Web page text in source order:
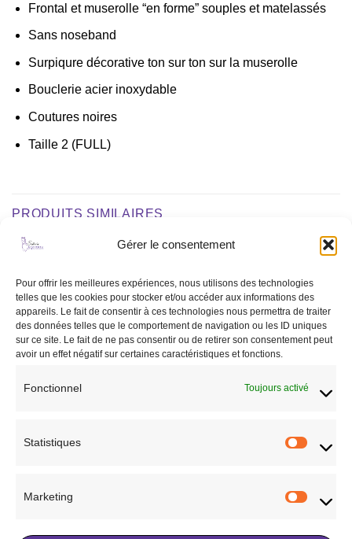
Gérer le consentement
Pour offrir les meilleures expériences, nous utilisons des technologies
telles que les cookies pour stocker et/ou accéder aux informations des
appareils. Le fait de consentir à ces technologies nous permettra de traiter
des données telles que le comportement de navigation ou les ID uniques
sur ce site. Le fait de ne pas consentir ou de retirer son consentement peut
avoir un effet négatif sur certaines caractéristiques et fonctions.
Fonctionnel Toujours activé
Statistiques
Marketing
Frontal et muserolle “en forme” souples et matelassés
Sans noseband
Surpiqure décorative ton sur ton sur la muserolle
Bouclerie acier inoxydable
Coutures noires
Taille 2 (FULL)
PRODUITS SIMILAIRES
Ajouter
à la liste
de
souhaits
RUPTURE DE STOCK
39,00€
produit
Ajouter à la liste de
Ajouter
à la liste
de
souhaits
Ajouter à la liste de